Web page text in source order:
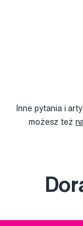
Inne pytania i
możesz też